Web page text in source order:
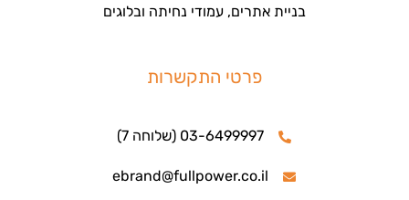
בניית אתרים, עמודי נחיתה ובלוגים
פרטי התקשרות
03-6499997 (שלוחה 7)
ebrand@fullpower.co.il